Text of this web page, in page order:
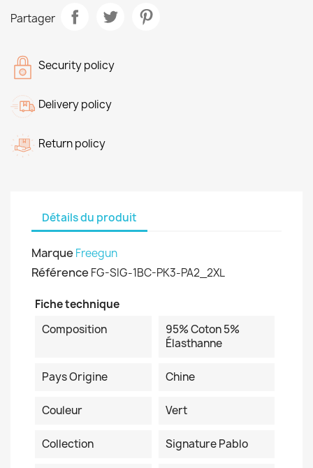
Partager
Security policy
Delivery policy
Return policy
Détails du produit
Marque Freegun
Référence FG-SIG-1BC-PK3-PA2_2XL
Fiche technique
Composition
95% Coton 5%
Élasthanne
Pays Origine Chine
Couleur Vert
Collection Signature Pablo